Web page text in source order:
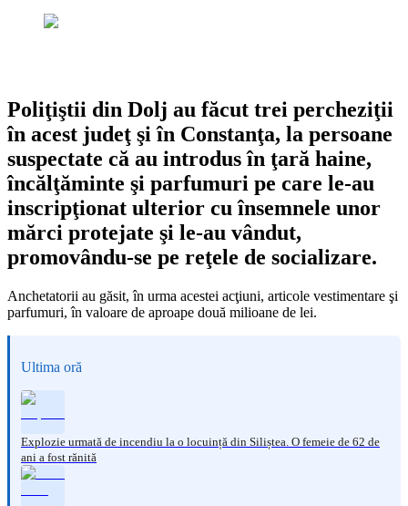
Poliţiştii din Dolj au făcut trei percheziţii
în acest judeţ şi în Constanţa, la persoane
suspectate că au introdus în ţară haine,
încălţăminte şi parfumuri pe care le-au
inscripţionat ulterior cu însemnele unor
mărci protejate şi le-au vândut,
promovându-se pe reţele de socializare.
Anchetatorii au găsit, în urma acestei acţiuni, articole vestimentare şi
parfumuri, în valoare de aproape două milioane de lei.
Ultima oră
Explozie urmată de incendiu la o locuință din Siliștea. O femeie de 62 de
ani a fost rănită